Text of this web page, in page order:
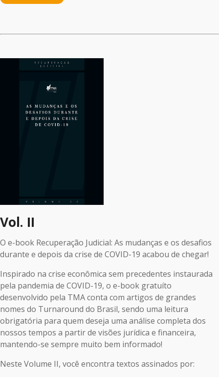
Vol. II
O e-book Recuperação Judicial: As mudanças e os desafios
durante e depois da crise de COVID-19 acabou de chegar!
Inspirado na crise econômica sem precedentes instaurada
pela pandemia de COVID-19, o e-book gratuíto
desenvolvido pela TMA conta com artigos de grandes
nomes do Turnaround do Brasil, sendo uma leitura
obrigatória para quem deseja uma análise completa dos
nossos tempos a partir de visões jurídica e financeira,
mantendo-se sempre muito bem informado!
Neste Volume II, você encontra textos assinados por: